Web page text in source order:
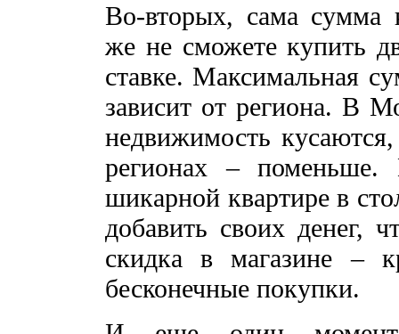
Во-вторых, сама сумма
же не сможете купить
ставке. Максимальная
зависит от региона. В
недвижимость
регионах – поменьше.
шикарной квартире в
добавить своих денег,
скидка в магазине –
бесконечные покупки.